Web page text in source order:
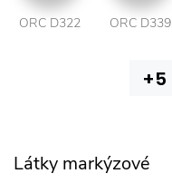
ORC D322 ORC D339
Látky markýzové